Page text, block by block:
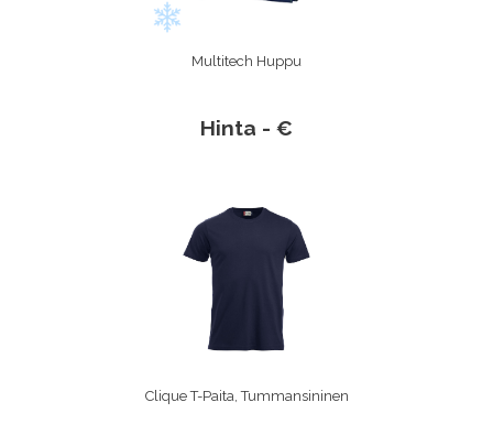
Multitech Huppu
Hinta - €
Clique T-Paita, Tummansininen